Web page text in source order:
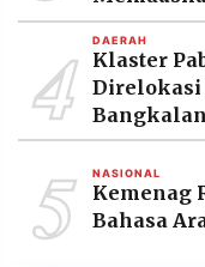
4 DAERAH
Klaster
Direlokasi
Bangkalan
5 NASIONAL
Kemenag
Bahasa